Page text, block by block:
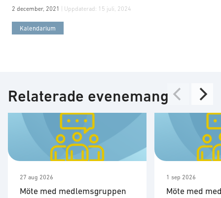
2 december, 2021 | Uppdaterad: 15 juli, 2024
Kalendarium
Relaterade evenemang
27 aug 2026
Möte med medlemsgruppen
1 sep 2026
Möte med